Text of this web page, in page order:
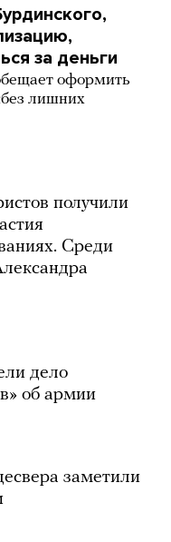
за деньги
оформить
лишних
получили
Среди
дело
об армии
заметили